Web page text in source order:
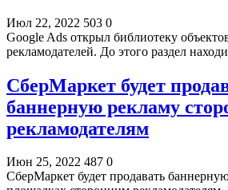
Июл 22, 2022 503 0
Google Ads открыл библиотеку
рекламодателей. До этого раздел
СберМаркет будет
баннерную рекламу
рекламодателям
Июн 25, 2022 487 0
СберМаркет будет продавать